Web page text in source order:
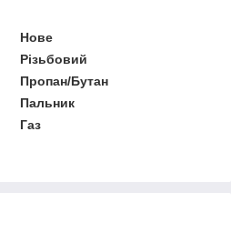
Нове
Різьбовий
Пропан/Бутан
Пальник
Газ